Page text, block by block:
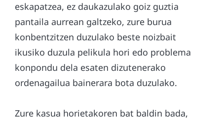
eskapatzea, ez daukazulako goiz guztia
pantaila aurrean galtzeko, zure burua
konbentzitzen duzulako beste noizbait
ikusiko duzula pelikula hori edo problema
konpondu dela esaten dizutenerako
ordenagailua bainerara bota duzulako.
Zure kasua horietakoren bat baldin bada,